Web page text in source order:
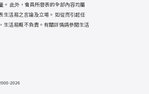
。 此外，會員所發表的全部內容均屬
生活易之言論及立場。 如從而引起任
生活易概不負責。有關詳情請參閱生活
2026